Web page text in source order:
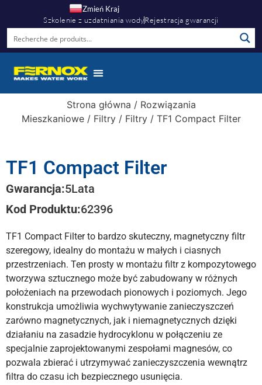
Zmień Kraj
Szkolenie z uzdatniania wodyRejestracja gwarancji
Strona główna / Rozwiązania
Mieszkaniowe/ Filtry/ Filtry/ TF1 Compact Filter
TF1 Compact Filter
Gwarancja:5Lata
Kod Produktu:62396
TF1 Compact Filter to bardzo skuteczny, magnetyczny filtr
szeregowy, idealny do montażu w małych i ciasnych
przestrzeniach. Ten prosty w montażu filtr z kompozytowego
tworzywa sztucznego może być zabudowany w różnych
położeniach na przewodach pionowych i poziomych. Jego
konstrukcja umożliwia wychwytywanie zanieczyszczeń
zarówno magnetycznych, jak i niemagnetycznych dzięki
działaniu na zasadzie hydrocyklonu w połączeniu ze
specjalnie zaprojektowanymi zespołami magnesów, co
pozwala zbierać i utrzymywać zanieczyszczenia wewnątrz
filtra do czasu ich bezpiecznego usunięcia.